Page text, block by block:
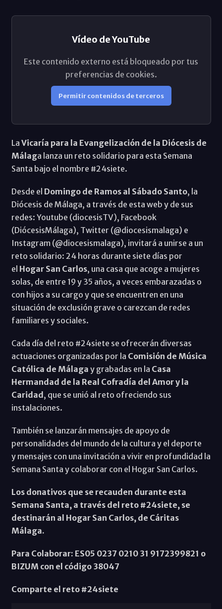
Vídeo de YouTube
Este contenido externo está bloqueado por tus
preferencias de cookies.
Permitir contenidos de terceros
La Vicaría para la Evangelización de la Diócesis de
Málaga lanza un reto solidario para esta Semana
Santa bajo el nombre #24siete.
Desde el Domingo de Ramos al Sábado Santo, la
Diócesis de Málaga, a través de esta web y de sus
redes: Youtube (diocesisTV), Facebook
(DiócesisMálaga), Twitter (@diocesismalaga) e
Instagram (@diocesismalaga), invitará a unirse a un
reto solidario: 24 horas durante siete días por
el Hogar San Carlos, una casa que acoge a mujeres
solas, de entre 19 y 35 años, a veces embarazadas o
con hijos a su cargo y que se encuentren en una
situación de exclusión grave o carezcan de redes
familiares y sociales.
Cada día del reto #24siete se ofrecerán diversas
actuaciones organizadas por la Comisión de Música
Católica de Málaga y grabadas en la Casa
Hermandad de la Real Cofradía del Amor y la
Caridad, que se unió al reto ofreciendo sus
instalaciones.
También se lanzarán mensajes de apoyo de
personalidades del mundo de la cultura y el deporte
y mensajes con una invitación a vivir en profundidad la
Semana Santa y colaborar con el Hogar San Carlos.
Los donativos que se recauden durante esta
Semana Santa, a través del reto #24siete, se
destinarán al Hogar San Carlos, de Cáritas
Málaga.
Para Colaborar: ES05 0237 0210 31 9172399821 o
BIZUM con el código 38047
Comparte el reto #24siete